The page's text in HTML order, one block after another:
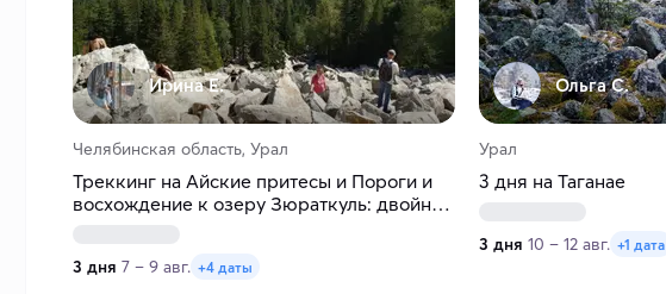
Ирина Е.
Челябинская область, Урал
Треккинг на Айские притесы и Пороги и
восхождение к озеру Зюраткуль: двойное
3 дня 7 – 9 авг. +4 даты
Ольга С.
Урал
3 дня на Таганае
3 дня 10 – 12 авг. +1 дата